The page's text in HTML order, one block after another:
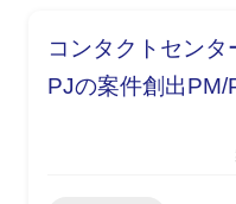
コンタクトセン
PJの案件創出PM/